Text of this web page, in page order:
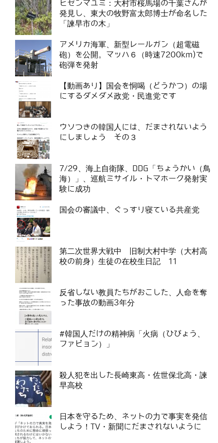
ヒゼンマユミ：大村市桜馬場の千葉さんが
発見し、東大の牧野富太郎博士が命名した
「諫早市の木」
アメリカ海軍、新型レールガン（超電磁
砲）を公開。マッハ６（時速7200km)で
砲弾を発射
【動画あり】国会を恫喝（どうかつ）の場
にするダメダメ政党・民進党です
ウソつきの韓国人には、だまされないよう
にしましょう その３
7/29、海上自衛隊、DDG「ちょうかい（鳥
海）」、巡航ミサイル・トマホーク発射実
験に成功
国会の審議中、ぐっすり寝ている共産党
第二次世界大戦中 旧制大村中学（大村高
校の前身）生徒の在校生日記 11
反省しない教員たちがおこした、人命を奪
った事故の動画3年分
#韓国人だけの精神病「火病（ひびょう、
ファビョン）」
殺人犯を出した長崎東高・佐世保北高・諫
早高校
日本を守るため、ネットの力で事実を発信
しよう！TV・新聞にだまされないように